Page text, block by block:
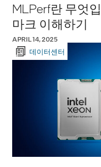
MLPerf란 무엇
마크 이해하기
APRIL 14, 2025
데이터센터